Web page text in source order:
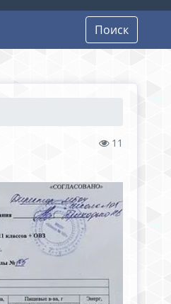
Поиск
11